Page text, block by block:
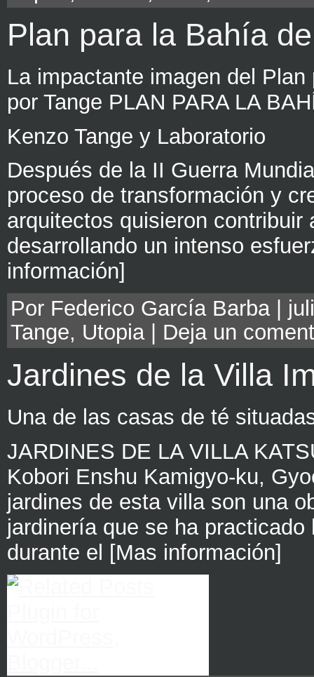
Plan para la Bahía
La impactante imagen del
por Tange PLAN PARA LA
Kenzo Tange y Laboratorio
Después de la II Guerra
proceso de transformación y
arquitectos quisieron
desarrollando un intenso
información]
Por Federico García Barba |
Tange, Utopia| Deja un
Jardines de la Villa
Una de las casas de té
JARDINES DE LA VILLA
Kobori Enshu Kamigyo-ku,
jardines de esta villa son una
jardinería que se ha
durante el [Mas información]